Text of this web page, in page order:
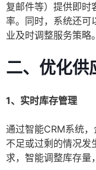
复邮件等）提供即时
率。同时，系统还可
业及时调整服务策略。
二、优化供
1、实时库存管理
通过智能CRM系统
不足或过剩的情况发
求，智能调整库存量